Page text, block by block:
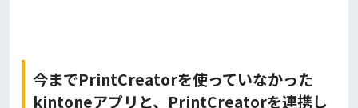
今までPrintCreatorを使っていなかった
kintoneアプリと、PrintCreatorを連携し